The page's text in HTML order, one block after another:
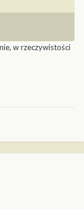
w rzeczywistości